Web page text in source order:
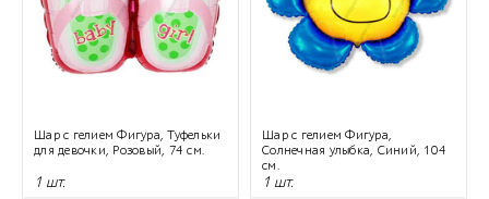
Шар с гелием Фигура, Туфельки
для девочки, Розовый, 74 см.
1 шт.
Шар с гелием Фигура,
Солнечная улыбка, Синий, 104
см.
1 шт.